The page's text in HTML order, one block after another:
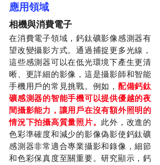
應用領域
相機與消費電子
在消費電子領域，鈣鈦礦影像感測器有
望改變攝影方式。通過捕捉更多光線，
這些感測器可以在低光環境下產生更清
晰、更詳細的影像，這是攝影師和智能
手機用戶的常見挑戰。例如， 配備鈣鈦
礦感測器的智能手機可以提供優越的夜
間攝影能力，讓用戶在沒有額外照明的
情況下拍攝高質量照片。 此外，改進的
色彩準確度和減少的影像偽影使鈣鈦礦
感測器非常適合專業攝影和錄像，細節
和色彩保真度至關重要。研究顯示，鈣